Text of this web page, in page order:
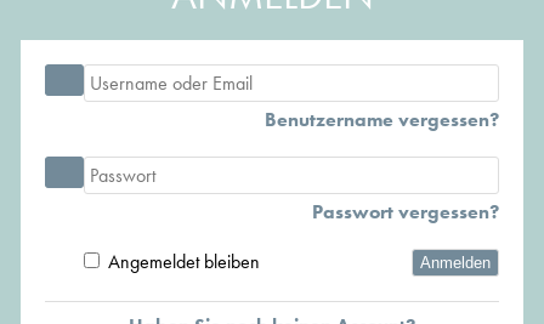
Benutzername vergessen?
Passwort vergessen?
Angemeldet bleiben
Anmelden